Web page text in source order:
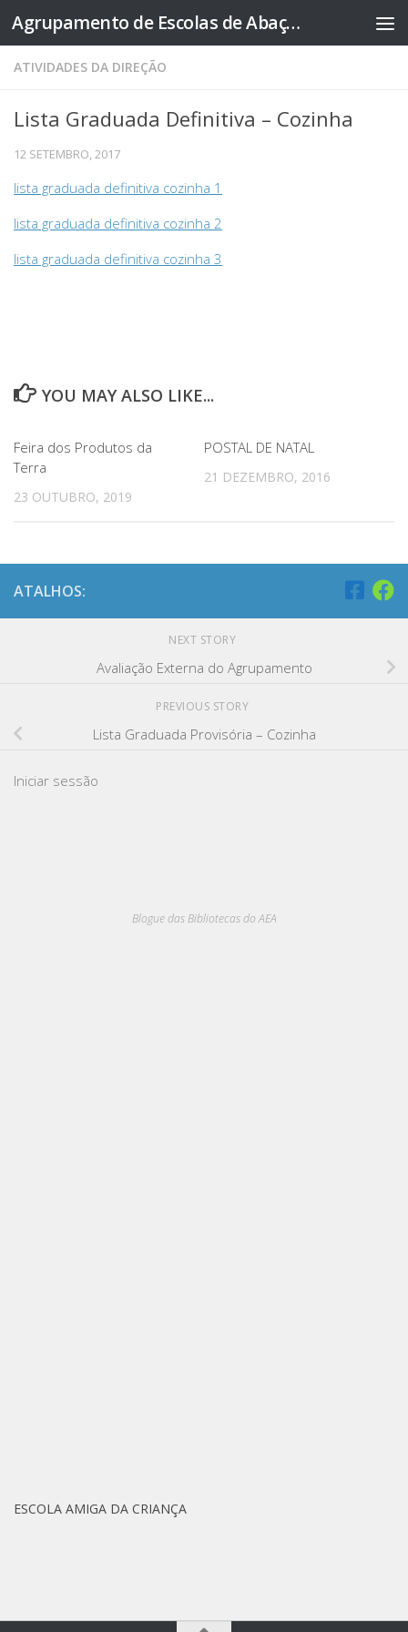
Skip to content Agrupamento de Escolas de Abação
ATIVIDADES DA DIREÇÃO
Lista Graduada Definitiva – Cozinha
12 SETEMBRO, 2017
lista graduada definitiva cozinha 1
lista graduada definitiva cozinha 2
lista graduada definitiva cozinha 3
YOU MAY ALSO LIKE...
Feira dos Produtos da
Terra
23 OUTUBRO, 2019
POSTAL DE NATAL
21 DEZEMBRO, 2016
ATALHOS:
NEXT STORY
Avaliação Externa do Agrupamento
PREVIOUS STORY
Lista Graduada Provisória – Cozinha
Iniciar sessão
Blogue das Bibliotecas do AEA
ESCOLA AMIGA DA CRIANÇA